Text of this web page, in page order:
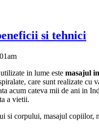
si tehnici
in lume este masajul
care sunt realizate cu
acum cateva mii de ani in
a vietii.
si corpului, masajul copiilor,